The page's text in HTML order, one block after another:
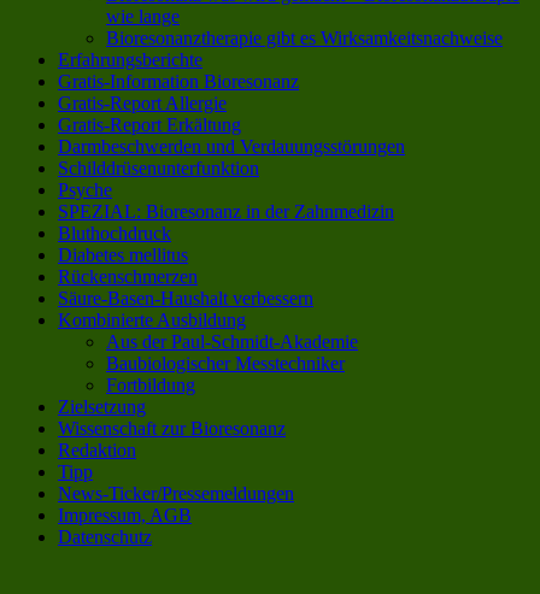
wie lange
Bioresonanztherapie gibt es Wirksamkeitsnachweise
Erfahrungsberichte
Gratis-Information Bioresonanz
Gratis-Report Allergie
Gratis-Report Erkältung
Darmbeschwerden und Verdauungsstörungen
Schilddrüsenunterfunktion
Psyche
SPEZIAL: Bioresonanz in der Zahnmedizin
Bluthochdruck
Diabetes mellitus
Rückenschmerzen
Säure-Basen-Haushalt verbessern
Kombinierte Ausbildung
Aus der Paul-Schmidt-Akademie
Baubiologischer Messtechniker
Fortbildung
Zielsetzung
Wissenschaft zur Bioresonanz
Redaktion
Tipp
News-Ticker/Pressemeldungen
Impressum, AGB
Datenschutz